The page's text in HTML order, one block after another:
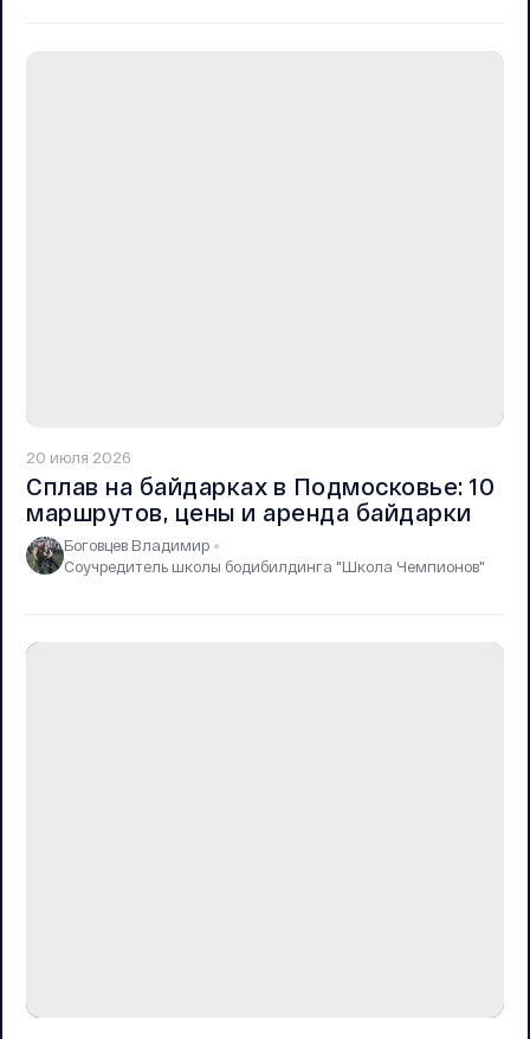
20 июля 2026
Сплав на байдарках в Подмосковье: 10
маршрутов, цены и аренда байдарки
Боговцев Владимир
Соучредитель школы бодибилдинга "Школа Чемпионов"